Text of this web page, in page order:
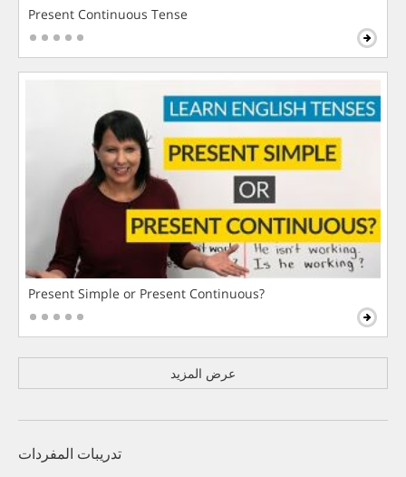
Present Continuous Tense
Present Simple or Present Continuous?
عرض المزيد
تدريبات المفردات